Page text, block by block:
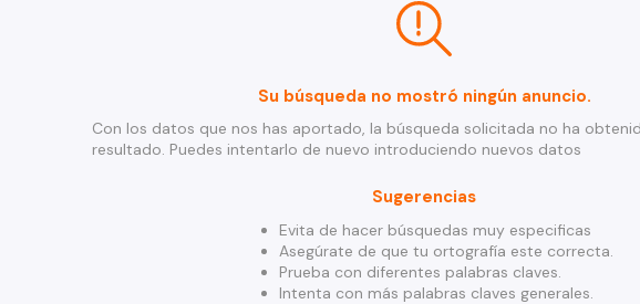
Su búsqueda no mostró ningún anuncio.
Con los datos que nos has aportado, la búsqueda solicitada no ha
resultado. Puedes intentarlo de nuevo introduciendo nuevos datos
Sugerencias
Evita de hacer búsquedas muy especificas
Asegúrate de que tu ortografía este correcta.
Prueba con diferentes palabras claves.
Intenta con más palabras claves generales.